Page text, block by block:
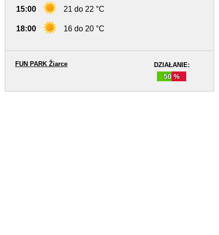
15:00 21 do 22 °C
18:00 16 do 20 °C
DZIAŁANIE:
50 %
FUN PARK Žiarce